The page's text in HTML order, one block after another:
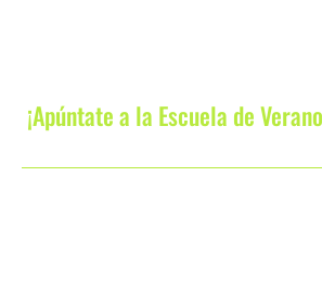
¡Apúntate a la Escuela de